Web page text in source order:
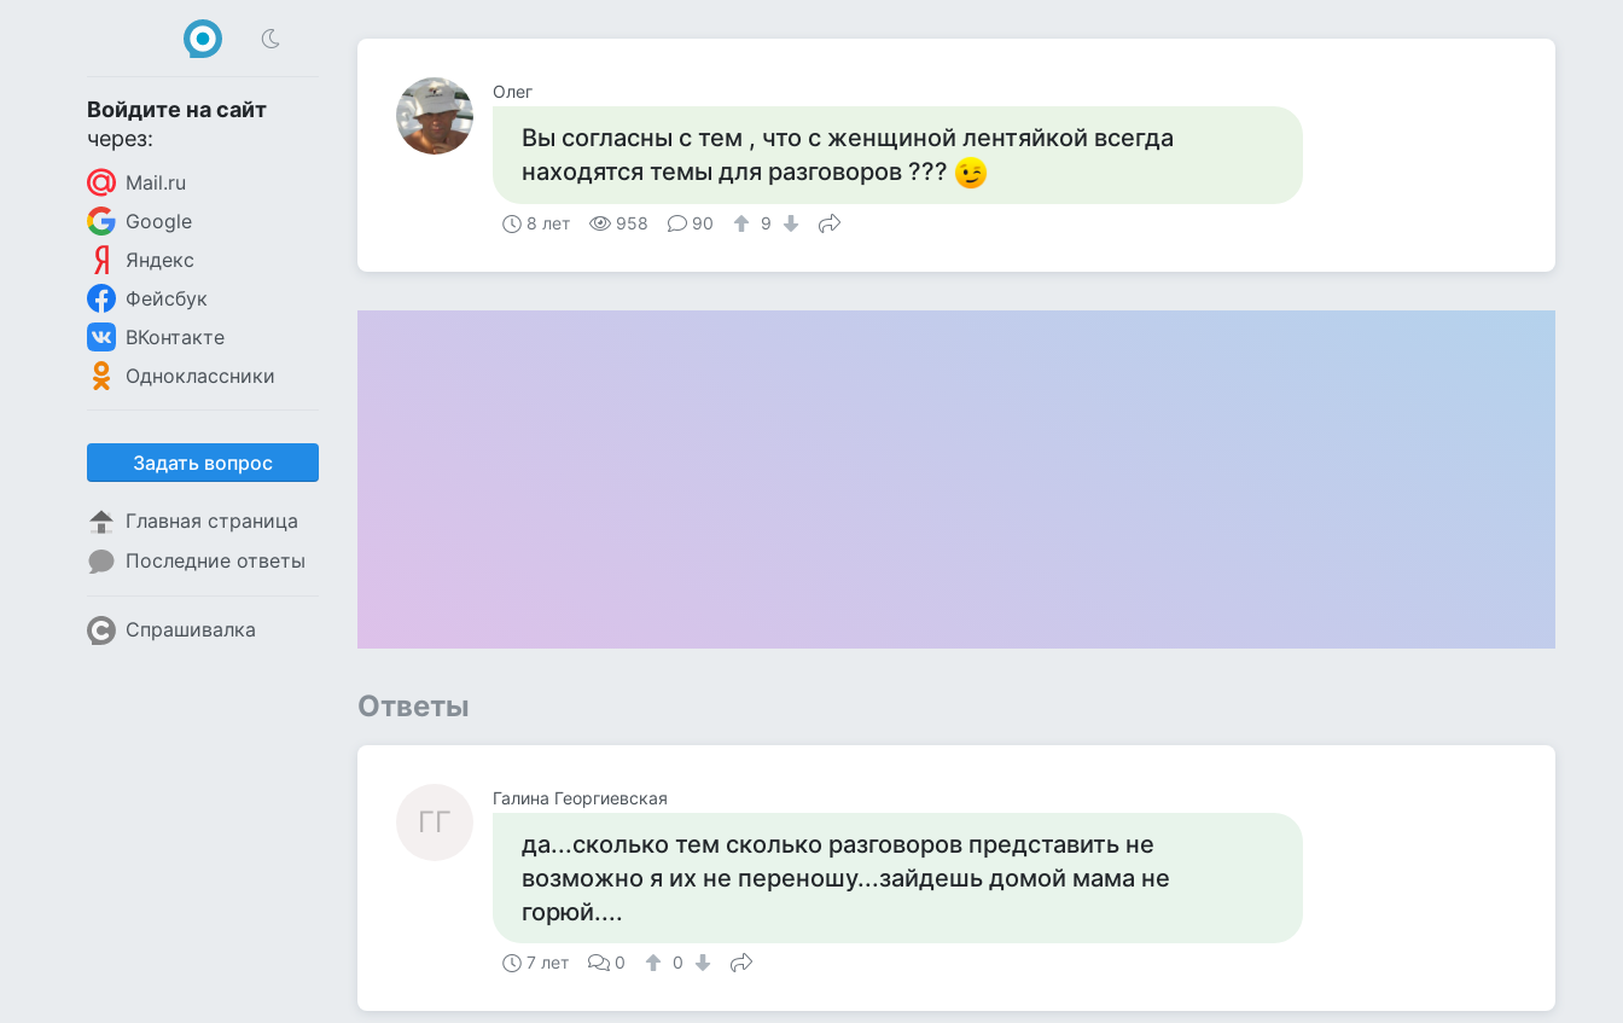
Войдите на сайт
через:
Mail.ru
Google
Яндекс
Фейсбук
ВКонтакте
Одноклассники
Задать вопрос
Главная страница
Последние ответы
Спрашивалка
Олег
Вы согласны с тем , что с женщиной лентяйкой всегда
находятся темы для разговоров ???
8 лет 958 90 9
Ответы
ГГ
Галина Георгиевская
да...сколько тем сколько разговоров представить не
возможно я их не переношу...зайдешь домой мама не
горюй....
7 лет 0 0